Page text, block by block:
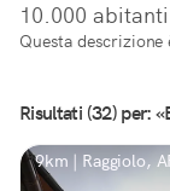
10.000
Questa descrizione
Risultati (32) per:
9km | Raggiolo,